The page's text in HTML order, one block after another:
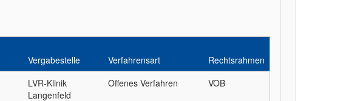
Vergabestelle Verfahrensart
Rechtsrahmen
LVR-Klinik
Langenfeld
Offenes Verfahren VOB